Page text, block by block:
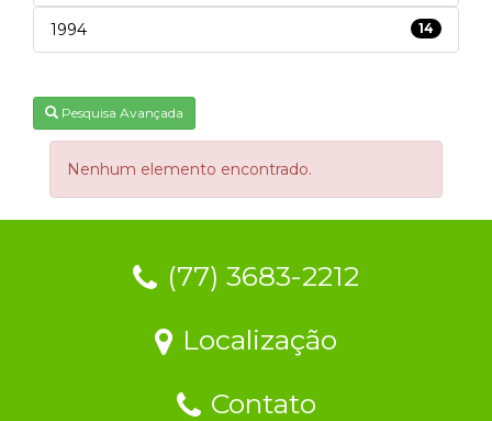
1994 14
Pesquisa Avançada
Nenhum elemento encontrado.
(77) 3683-2212
Localização
Contato